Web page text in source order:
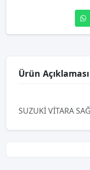
Ürün Açıklaması
SUZUKİ VİTARA